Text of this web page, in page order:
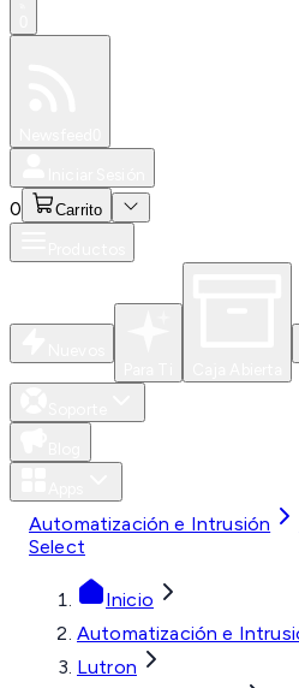
0 Carrito
Automatización e Intrusión
Select
Inicio
Automatización e
Lutron